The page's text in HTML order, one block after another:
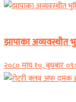
झापाका अव्यवस्थीत
२०८० माघ १०, बुधबार